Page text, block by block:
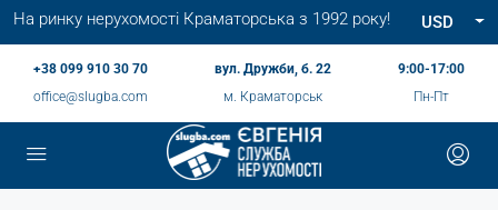
На ринку нерухомості Краматорська з 1992 року! USD
+38 099 910 30 70
office@slugba.com
вул. Дружби, б. 22
м. Краматорськ
9:00-17:00
Пн-Пт